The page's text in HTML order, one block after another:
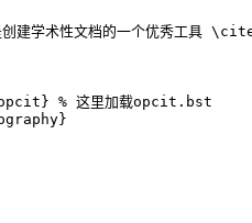
建学术性文档的一个优秀工具
% 这里加载opcit.bst